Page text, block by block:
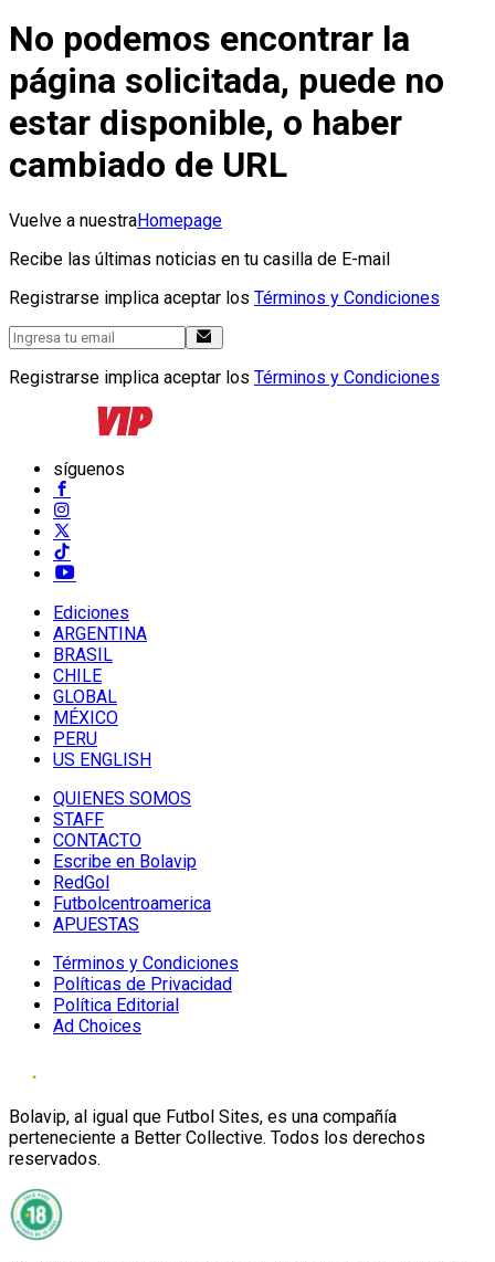
No podemos encontrar la
página solicitada, puede no
estar disponible, o haber
cambiado de URL
Vuelve a nuestraHomepage
Recibe las últimas noticias en tu casilla de E-mail
Registrarse implica aceptar los Términos y Condiciones
Registrarse implica aceptar los Términos y Condiciones
síguenos
Ediciones
ARGENTINA
BRASIL
CHILE
GLOBAL
MÉXICO
PERU
US ENGLISH
QUIENES SOMOS
STAFF
CONTACTO
Escribe en Bolavip
RedGol
Futbolcentroamerica
APUESTAS
Términos y Condiciones
Políticas de Privacidad
Política Editorial
Ad Choices
Bolavip, al igual que Futbol Sites, es una compañía
perteneciente a Better Collective. Todos los derechos
reservados.